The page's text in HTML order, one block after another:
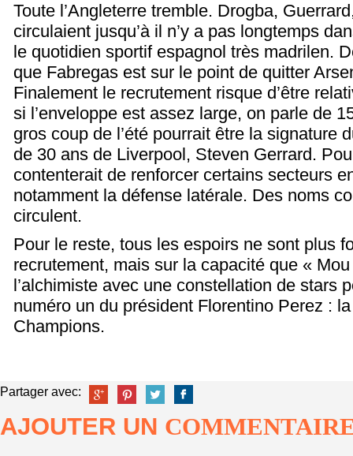
Toute l’Angleterre tremble. Drogba,
circulaient jusqu’à il n’y a pas longtemps
le quotidien sportif espagnol très madrilen.
que Fabregas est sur le point de quitter
Finalement le recrutement risque d’être
si l’enveloppe est assez large, on parle de
gros coup de l’été pourrait être la signature
de 30 ans de Liverpool, Steven Gerrard.
contenterait de renforcer certains secteurs
notamment la défense latérale. Des noms
circulent.
Pour le reste, tous les espoirs ne sont plus
recrutement, mais sur la capacité que «
l’alchimiste avec une constellation de stars
numéro un du président Florentino Perez :
Champions.
Partager avec:
AJOUTER UN